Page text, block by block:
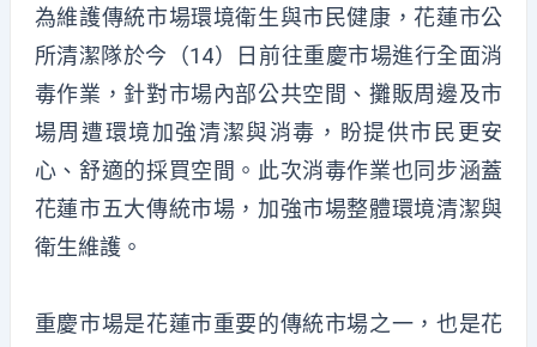
為維護傳統市場環境衛生與市民健康，花蓮市公
所清潔隊於今（14）日前往重慶市場進行全面消
毒作業，針對市場內部公共空間、攤販周邊及市
場周遭環境加強清潔與消毒，盼提供市民更安
心、舒適的採買空間。此次消毒作業也同步涵蓋
花蓮市五大傳統市場，加強市場整體環境清潔與
衛生維護。
重慶市場是花蓮市重要的傳統市場之一，也是花